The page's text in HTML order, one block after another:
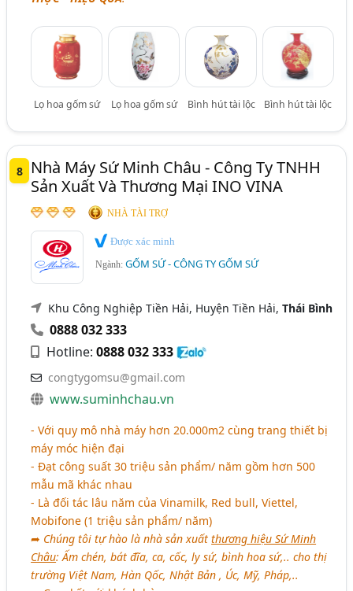
Lọ hoa gốm sứ Lọ hoa gốm sứ Bình hút tài lộc Bình hút tài lộc
8
Nhà Máy Sứ Minh Châu - Công Ty TNHH
Sản Xuất Và Thương Mại INO VINA
NHÀ TÀI TRỢ
Được xác minh
Ngành:GỐM SỨ - CÔNG TY GỐM SỨ
Khu Công Nghiệp Tiền Hải, Huyện Tiền Hải,Thái Bình
0888 032 333
Hotline:0888 032 333
congtygomsu@gmail.com
www.suminhchau.vn
- Với quy mô nhà máy hơn 20.000m2 cùng trang thiết bị
máy móc hiện đại
- Đạt công suất 30 triệu sản phẩm/ năm gồm hơn 500
mẫu mã khác nhau
- Là đối tác lâu năm của Vinamilk, Red bull, Viettel,
Mobifone (1 triệu sản phẩm/ năm)
➦ Chúng tôi tự hào là nhà sản xuấtthương hiệu Sứ Minh
Châu: Ấm chén, bát đĩa, ca, cốc, ly sứ, bình hoa sứ,.. cho thị
trường Việt Nam, Hàn Qốc, Nhật Bản , Úc, Mỹ, Pháp,..